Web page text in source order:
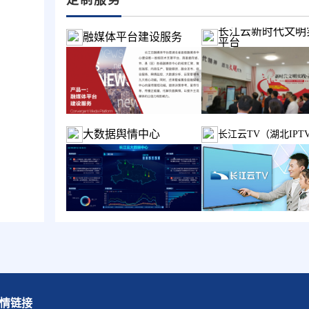
融媒体平台建设服务
长江云新时代文明
平台
大数据舆情中心 长江云TV（湖北
链接